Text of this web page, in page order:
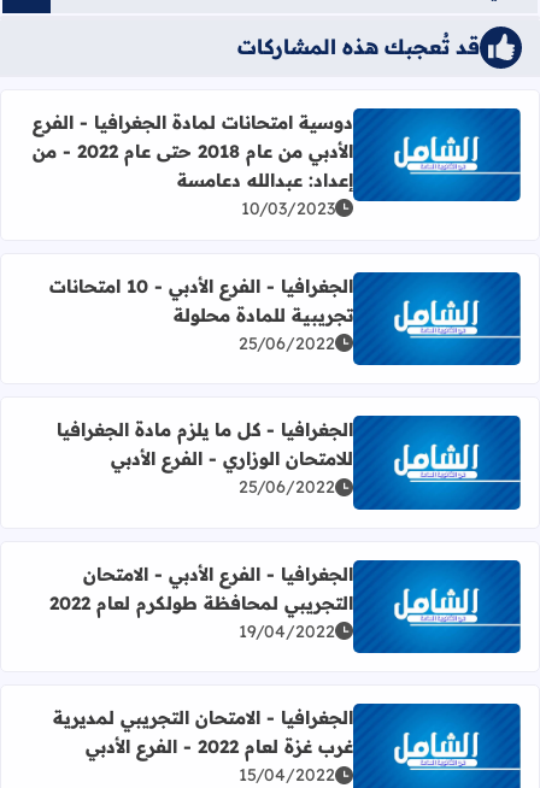
قد تُعجبك هذه المشاركات
اقرأ المزيد عن دوسية امتحانات لمادة الجغرافيا - الفرع الأدبي من عام 2018 حتى عام 2022 - من إعداد:
دوسية امتحانات لمادة الجغرافيا - الفرع
الأدبي من عام 2018 حتى عام 2022 - من
إعداد: عبدالله دعامسة
10/03/2023
اقرأ المزيد عن الجغرافيا - الفرع الأدبي - 10 امتحانات تجريبية للمادة محلولة
الجغرافيا - الفرع الأدبي - 10 امتحانات
تجريبية للمادة محلولة
25/06/2022
اقرأ المزيد عن الجغرافيا - كل ما يلزم مادة الجغرافيا
الجغرافيا - كل ما يلزم مادة الجغرافيا
للامتحان الوزاري - الفرع الأدبي
25/06/2022
اقرأ المزيد عن الجغرافيا - الفرع الأدبي - الامتحان التجريبي
الجغرافيا - الفرع الأدبي - الامتحان
التجريبي لمحافظة طولكرم لعام 2022
19/04/2022
اقرأ المزيد عن الجغرافيا - الامتحان التجريبي لمديرية غرب غزة لعام 2022 -
الجغرافيا - الامتحان التجريبي لمديرية
غرب غزة لعام 2022 - الفرع الأدبي
15/04/2022